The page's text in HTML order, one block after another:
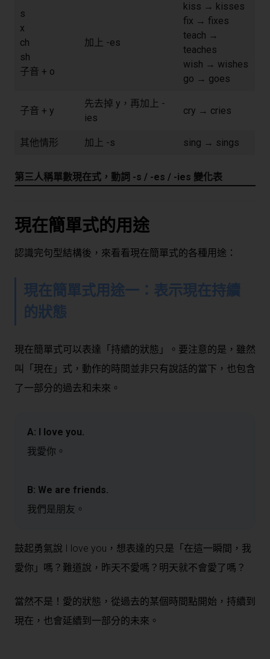
s
x
ch
sh
子音 + o
加上 -es
kiss → kisses
fix → fixes
teach →
teaches
wish → wishes
go → goes
子音 + y
先去掉 y，再加上 -
ies
cry → cries
其他情形 加上 -s sing → sings
第三人稱單數現在式，動詞 -s / -es / -ies 變化表
現在簡單式的用途
認識完句型結構後，來看看現在簡單式的各種用途：
現在簡單式用途一：表示現在持續
的狀態
現在簡單式可以表達「持續的狀態」。要注意的是，雖然
叫「現在」式，動作的時間並非只有說話的當下，也包含
了一部分的過去和未來。
A: I love you.
我愛你。
B: We are friends.
我們是朋友。
鼓起勇氣說 I love you，想表達的只是「在這一瞬間，我
愛你」嗎？難道說，昨天不愛嗎？明天就不會愛了嗎？
當然不是！愛的狀態， 從過去的某個時間點開始，持續到
現在，也會延續到一部分的未來。